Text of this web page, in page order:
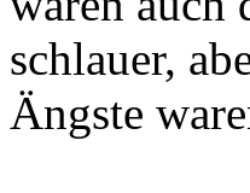
schlauer,
Ängste